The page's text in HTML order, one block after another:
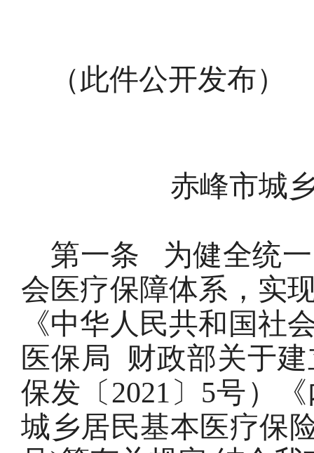
（此件公开发布）
赤峰市城
第一条
为健全统
会医疗保障体系，实
《中华人民共和国社
医保局
财政部关于
保发〔2021〕5号）
城乡居民基本医疗保